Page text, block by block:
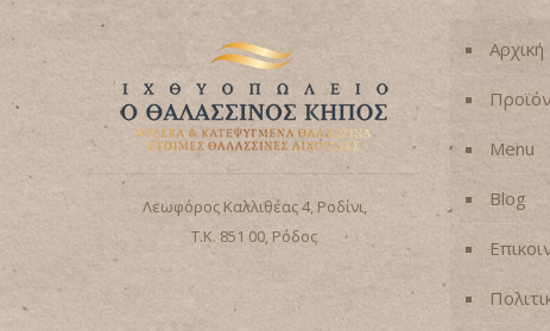
Λεωφόρος Καλλιθέας 4, Ροδίνι,
Τ.Κ. 851 00, Ρόδος
Αρχική
Menu
Blog